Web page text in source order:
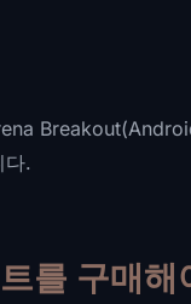
다.
를 구매해